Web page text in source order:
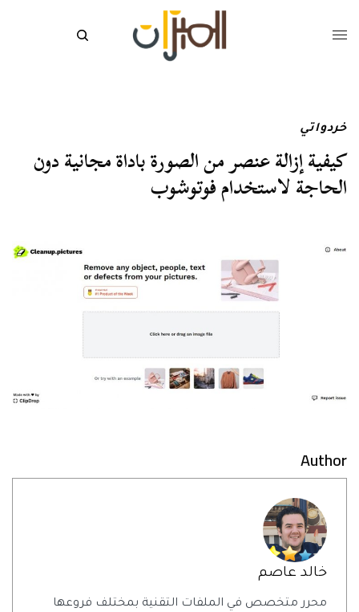
خردواتي
كيفية إزالة عنصر من الصورة باداة مجانية دون
الحاجة لاستخدام فوتوشوب
Author
خالد عاصم
محرر متخصص في الملفات التقنية بمختلف فروعها